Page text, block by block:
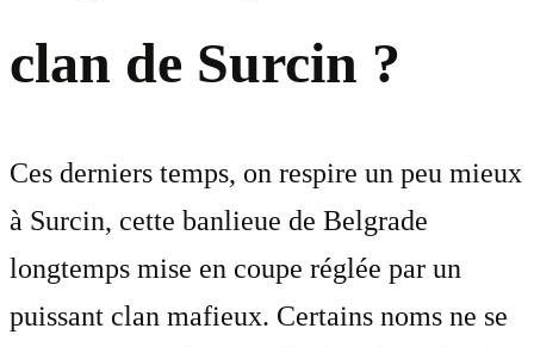
clan de Surcin ?
Ces derniers temps, on respire un peu mieux
à Surcin, cette banlieue de Belgrade
longtemps mise en coupe réglée par un
puissant clan mafieux. Certains noms ne se